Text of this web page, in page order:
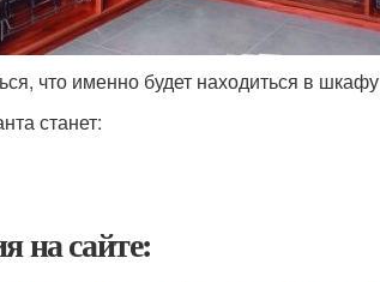
что именно будет находиться в шкафу
станет:
на сайте: